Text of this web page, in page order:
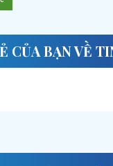
CỦA BẠN VỀ